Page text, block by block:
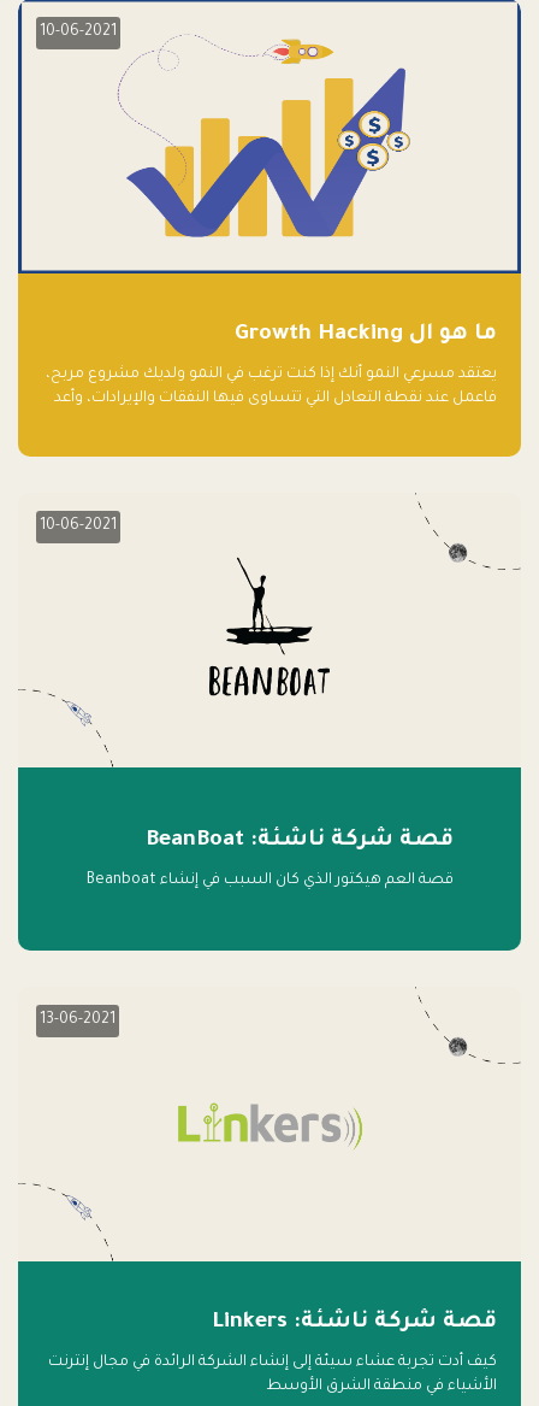
10-06-2021
ما هو ال Growth Hacking
يعتقد مسرعي النمو أنك إذا كنت ترغب في النمو ولديك مشروع مربح،
فاعمل عند نقطة التعادل التي تتساوى فيها النفقات والإيرادات، وأعد
10-06-2021
قصة شركة ناشئة: BeanBoat
قصة العم هيكتور الذي كان السبب في إنشاء Beanboat
13-06-2021
قصة شركة ناشئة: Linkers
كيف أدت تجربة عشاء سيئة إلى إنشاء الشركة الرائدة في مجال إنترنت
الأشياء في منطقة الشرق الأوسط